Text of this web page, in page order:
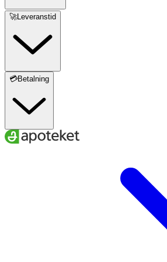
🚀Leveranstid
💳Betalning